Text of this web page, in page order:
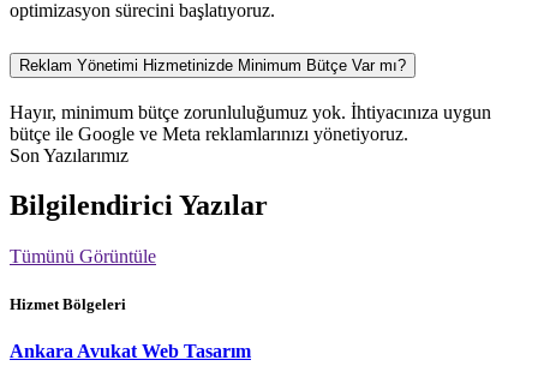
optimizasyon sürecini başlatıyoruz.
Reklam Yönetimi Hizmetinizde Minimum Bütçe Var mı?
Hayır, minimum bütçe zorunluluğumuz yok. İhtiyacınıza uygun
bütçe ile Google ve Meta reklamlarınızı yönetiyoruz.
Son Yazılarımız
Bilgilendirici Yazılar
Tümünü Görüntüle
Hizmet Bölgeleri
Ankara Avukat Web Tasarım